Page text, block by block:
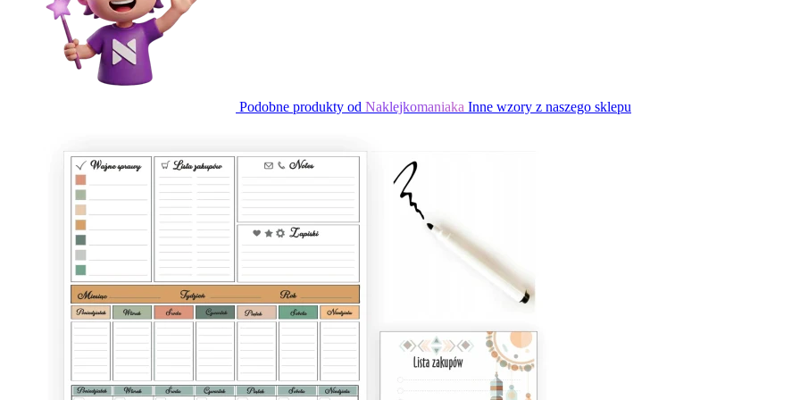
Podobne produkty od Naklejkomaniaka Inne wzory z naszego sklepu